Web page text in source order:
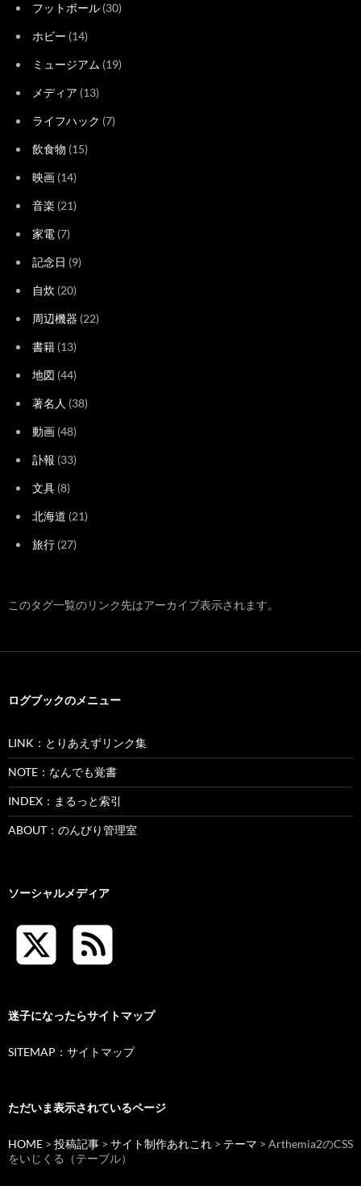
フットボール (30)
ホビー (14)
ミュージアム (19)
メディア (13)
ライフハック (7)
飲食物 (15)
映画 (14)
音楽 (21)
家電 (7)
記念日 (9)
自炊 (20)
周辺機器 (22)
書籍 (13)
地図 (44)
著名人 (38)
動画 (48)
訃報 (33)
文具 (8)
北海道 (21)
旅行 (27)
このタグ一覧のリンク先はアーカイブ表示されます。
ログブックのメニュー
LINK：とりあえずリンク集
NOTE：なんでも覚書
INDEX：まるっと索引
ABOUT：のんびり管理室
ソーシャルメディア
迷子になったらサイトマップ
SITEMAP：サイトマップ
ただいま表示されているページ
HOME > 投稿記事 > サイト制作あれこれ > テーマ > Arthemia2のCSS
をいじくる（テーブル）